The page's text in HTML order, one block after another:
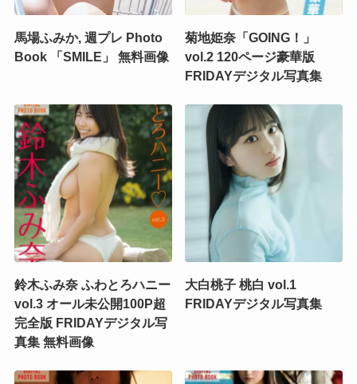
馬場ふみか, 週プレ Photo
Book 「SMILE」 無料画像
菊地姫奈「GOING！」
vol.2 120ページ豪華版
FRIDAYデジタル写真集
鈴木ふみ奈 ふわとろハニー
vol.3 オール未公開100P超
完全版 FRIDAYデジタル写
真集 無料画像
大白桃子 桃白 vol.1
FRIDAYデジタル写真集